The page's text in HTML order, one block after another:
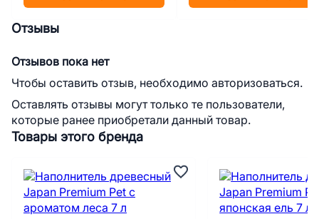
Товары этого бренда
Отзывы
Отзывов пока нет
Чтобы оставить отзыв, необходимо авторизоваться.
Оставлять отзывы могут только те пользователи,
которые ранее приобретали данный товар.